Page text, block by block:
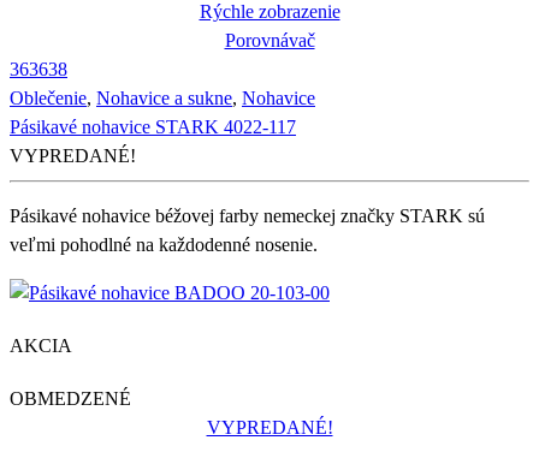
Rýchle zobrazenie
Porovnávač
363638
Oblečenie, Nohavice a sukne, Nohavice
Pásikavé nohavice STARK 4022-117
VYPREDANÉ!
Pásikavé nohavice béžovej farby nemeckej značky STARK sú
veľmi pohodlné na každodenné nosenie.
AKCIA
OBMEDZENÉ
VYPREDANÉ!